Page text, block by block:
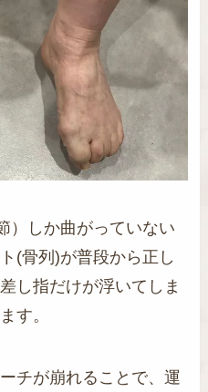
）しか曲がっていない
(骨列)が普段から正し
し指だけが浮いてしま
す。
チが崩れることで、運